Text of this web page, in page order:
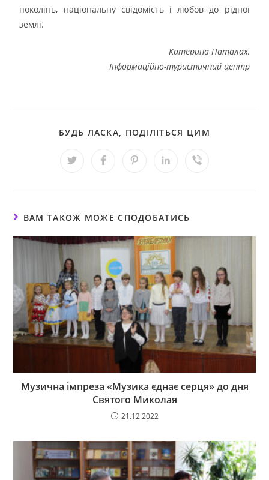
поколінь, національну свідомість і любов до рідної
землі.
Катерина Паталах,
Інформаційно-туристичний центр
БУДЬ ЛАСКА, ПОДІЛІТЬСЯ ЦИМ
ВАМ ТАКОЖ МОЖЕ СПОДОБАТИСЬ
Музична імпреза «Музика єднає серця» до дня
Святого Миколая
21.12.2022